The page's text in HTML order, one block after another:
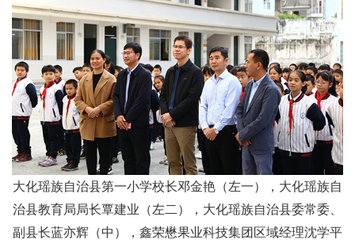
大化瑶族自治县第一小学校长邓金艳（左一），大化瑶族自
治县教育局局长覃建业（左二），大化瑶族自治县委常委、
副县长蓝亦辉（中），鑫荣懋果业科技集团区域经理沈学平